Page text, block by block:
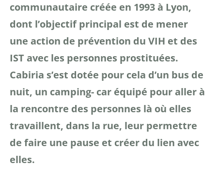
communautaire créée en 1993 à Lyon,
dont l’objectif principal est de mener
une action de prévention du VIH et des
IST avec les personnes prostituées.
Cabiria s’est dotée pour cela d’un bus de
nuit, un camping- car équipé pour aller à
la rencontre des personnes là où elles
travaillent, dans la rue, leur permettre
de faire une pause et créer du lien avec
elles.